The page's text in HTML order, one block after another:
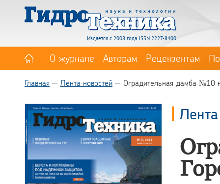
Издается с 2008 года. ISSN 2227-8400
О журнале Авторам Рецензентам
Главная Лента новостей Оградительная дамба №10